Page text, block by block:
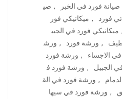
صيانة فورد في الخبر , صي
فورد , ميكانيكي فور
, ميكانيكي فورد في الجبي
, ورشة فورد , ورش
الاجساء , ورشة فورد
الجبيل , ورشة فورد ف
, ورشة فورد في الق
, ورشة فورد في سيها